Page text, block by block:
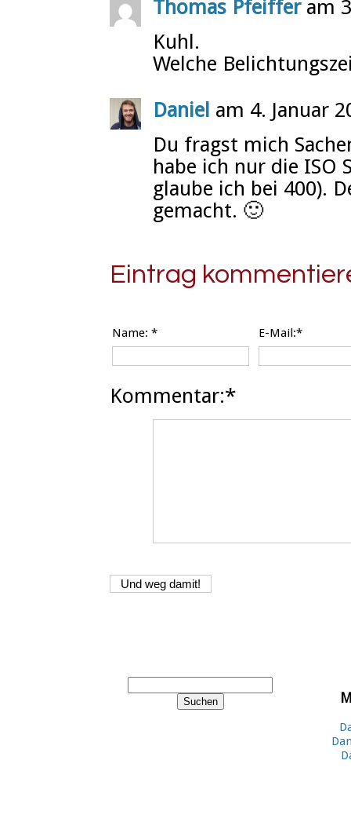
Thomas Pfeifferam
Kuhl.
Welche
Daniel am 4. Januar
Du fragst mich
habe ich nur die ISO
glaube ich bei 400).
gemacht. 🙂
Eintrag
Name: * E-Mail:*
Kommentar:*